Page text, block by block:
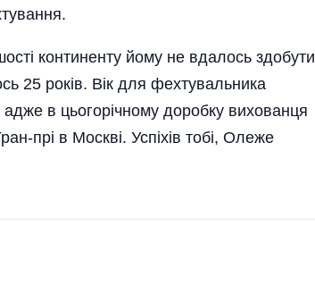
континенту йому не вдалось здобути
25 років. Вік для фехтувальника
в цьогорічному доробку вихованця
прі в Москві. Успіхів тобі, Олеже